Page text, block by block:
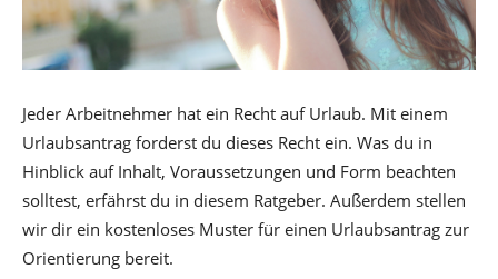
Jeder Arbeitnehmer hat ein Recht auf Urlaub. Mit einem
Urlaubsantrag forderst du dieses Recht ein. Was du in
Hinblick auf Inhalt, Voraussetzungen und Form beachten
solltest, erfährst du in diesem Ratgeber. Außerdem stellen
wir dir ein kostenloses Muster für einen Urlaubsantrag zur
Orientierung bereit.